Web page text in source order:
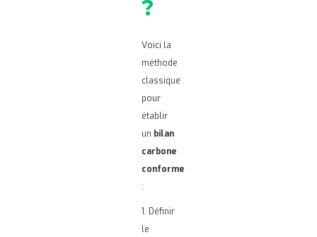
?
Voici la
méthode
classique
pour
établir
un bilan
carbone
conforme
:
1. Définir
le